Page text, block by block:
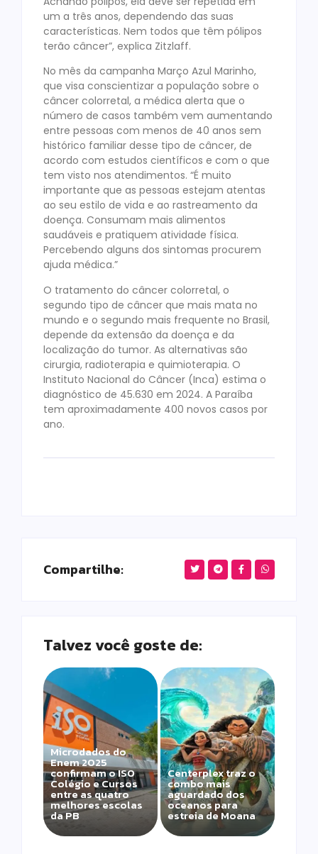
um a três anos, dependendo das suas
características. Nem todos que têm pólipos
terão câncer”, explica Zitzlaff.
No mês da campanha Março Azul Marinho,
que visa conscientizar a população sobre o
câncer colorretal, a médica alerta que o
número de casos também vem aumentando
entre pessoas com menos de 40 anos sem
histórico familiar desse tipo de câncer, de
acordo com estudos científicos e com o que
tem visto nos atendimentos. “É muito
importante que as pessoas estejam atentas
ao seu estilo de vida e ao rastreamento da
doença. Consumam mais alimentos
saudáveis e pratiquem atividade física.
Percebendo alguns dos sintomas procurem
ajuda médica.”
O tratamento do câncer colorretal, o
segundo tipo de câncer que mais mata no
mundo e o segundo mais frequente no Brasil,
depende da extensão da doença e da
localização do tumor. As alternativas são
cirurgia, radioterapia e quimioterapia. O
Instituto Nacional do Câncer (Inca) estima o
diagnóstico de 45.630 em 2024. A Paraíba
tem aproximadamente 400 novos casos por
ano.
Compartilhe:
Talvez você goste de:
Microdados do
Enem 2025
confirmam o ISO
Colégio e Cursos
entre as quatro
melhores escolas
da PB
Centerplex traz o
combo mais
aguardado dos
oceanos para
estreia de Moana